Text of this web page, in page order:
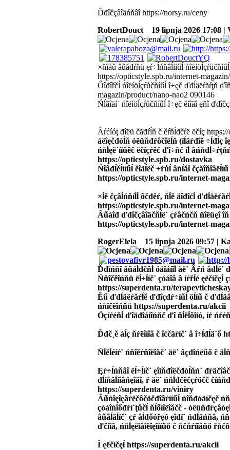
Ďđîčçâîäńňâî https://norsy.ru/ceny
RobertDouct
19 lipnja 2026 17:08 |
×ňîáű âűáđŕňü ęŕ÷ĺńňâĺííűĺ
https://opticstyle.spb.ru/internet-
Őîđîřčĺ ńîëíöĺçŕůčňíűĺ î÷ęč ďđĺäëŕăŕţň
magazin/product/nano-nao2 090146
Ńĺăîäí˙ ńîëíöĺçŕůčňíűĺ î÷ęč ěíîăî ęňî
Âŕćíóţ đîëü čăđŕĺň č ěŕňĺđčŕë ëčíç
áëîęčđóĺň óëüňđŕôčîëĺň (íĺäŕđîě ÷ĺđĺç
ńňĺęë˙ííűěč ëčíçŕěč ďî÷ňč íĺ
https://opticstyle.spb.ru/dostavka
Ńîâđĺěĺííűĺ ěîäĺëč ÷ŕůĺ âńĺăî
https://opticstyle.spb.ru/internet-
×ĺě čçâĺńňíĺĺ ôčđěŕ, ňĺě äîđîćĺ
https://opticstyle.spb.ru/internet-
Âűáîđ ďđîčçâîäčňĺë˙ çŕâčńčň ňîëüęî
https://opticstyle.spb.ru/internet-
RogerElela
15 lipnja 2026 09:57 |
Ďđîńňî âűáĺđčňĺ óäîáíîĺ äë˙ Âŕń
Ńňîčěîńňü ëĺ÷ĺíč˙ çóáîâ â íŕřĺé
https://superdenta.ru/
Ěű ďđĺäëŕăŕĺě ďđîçđŕ÷íűĺ öĺíű č
ńňîčěîńňü https://superdenta.ru/akcii
Óçíŕéňĺ ďîäđîáíîńňč ďî ňĺëĺôîíó, íŕ
Ďđč¸ě áĺç ňŕëîíîâ č îćčäŕíč˙ â î÷ĺđĺä˙ő
Ńĺěĺéíŕ˙ ńňîěŕňîëîăč˙ äë˙ âçđîńëűő č
Ęŕ÷ĺńňâî ëĺ÷ĺíč˙ ęîíňđîëčđóĺňń˙
đĺíňăĺíîâńęîăî, ŕ äë˙ ńňĺđčëčçŕöčč
https://superdenta.ru/viniry
Âűńîęîęâŕëčôčöčđîâŕííűĺ ńîňđóäíčęč
çóáîńîőđŕí˙ţůčĺ ňĺőíîëîăčč -
âűâĺäĺíč˙ çŕ âĺđőóřęó ęîđí˙ ńđĺäńňâ,
ďčíîâ, ńňĺęëîâîëîęîííűő č ňčňŕíîâűő
Î ęëčíčęĺ https://superdenta.ru/akcii